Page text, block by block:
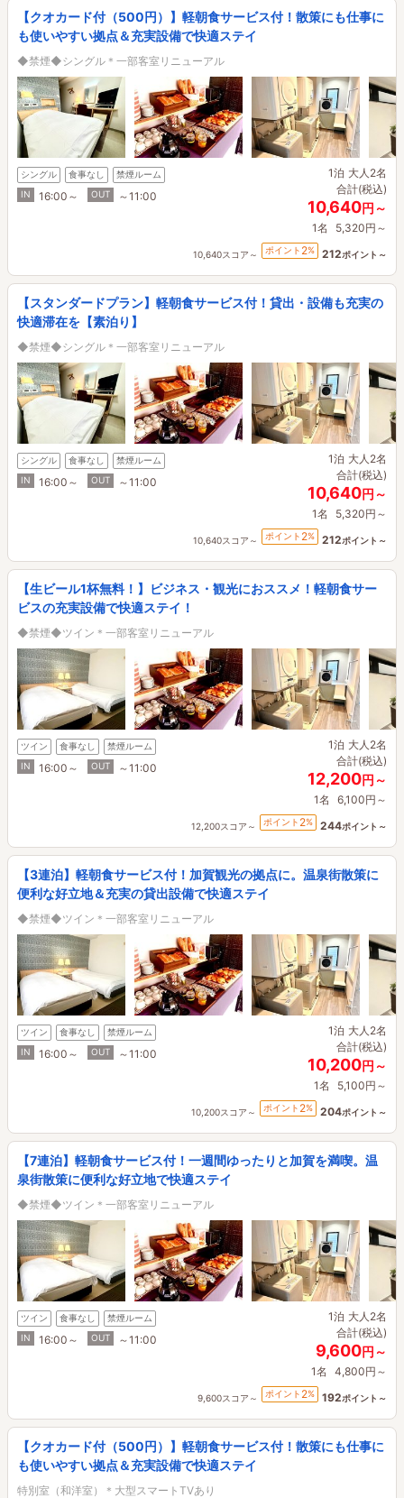
【クオカード付（500円）】軽朝食サービス付！散策にも仕事に
も使いやすい拠点＆充実設備で快適ステイ
◆禁煙◆シングル＊一部客室リニューアル
シングル 食事なし
禁煙ルーム
IN
16:00～ OUT ～11:00
1泊 大人2名
合計(税込)
10,640円～
1名 5,320円～
10,640スコア～ ポイント 2% 212ポイント～
【スタンダードプラン】軽朝食サービス付！貸出・設備も充実の
快適滞在を【素泊り】
◆禁煙◆シングル＊一部客室リニューアル
シングル 食事なし
禁煙ルーム
IN
16:00～ OUT ～11:00
1泊 大人2名
合計(税込)
10,640円～
1名 5,320円～
10,640スコア～ ポイント 2% 212ポイント～
【生ビール1杯無料！】ビジネス・観光におススメ！軽朝食サー
ビスの充実設備で快適ステイ！
◆禁煙◆ツイン＊一部客室リニューアル
ツイン 食事なし
禁煙ルーム
IN
16:00～ OUT ～11:00
1泊 大人2名
合計(税込)
12,200円～
1名 6,100円～
12,200スコア～ ポイント 2% 244ポイント～
【3連泊】軽朝食サービス付！加賀観光の拠点に。温泉街散策に
便利な好立地＆充実の貸出設備で快適ステイ
◆禁煙◆ツイン＊一部客室リニューアル
ツイン 食事なし
禁煙ルーム
IN
16:00～ OUT ～11:00
1泊 大人2名
合計(税込)
10,200円～
1名 5,100円～
10,200スコア～ ポイント 2% 204ポイント～
【7連泊】軽朝食サービス付！一週間ゆったりと加賀を満喫。温
泉街散策に便利な好立地で快適ステイ
◆禁煙◆ツイン＊一部客室リニューアル
ツイン 食事なし
禁煙ルーム
IN
16:00～ OUT ～11:00
1泊 大人2名
合計(税込)
9,600円～
1名 4,800円～
9,600スコア～ ポイント 2% 192ポイント～
【クオカード付（500円）】軽朝食サービス付！散策にも仕事に
も使いやすい拠点＆充実設備で快適ステイ
特別室（和洋室）＊大型スマートTVあり